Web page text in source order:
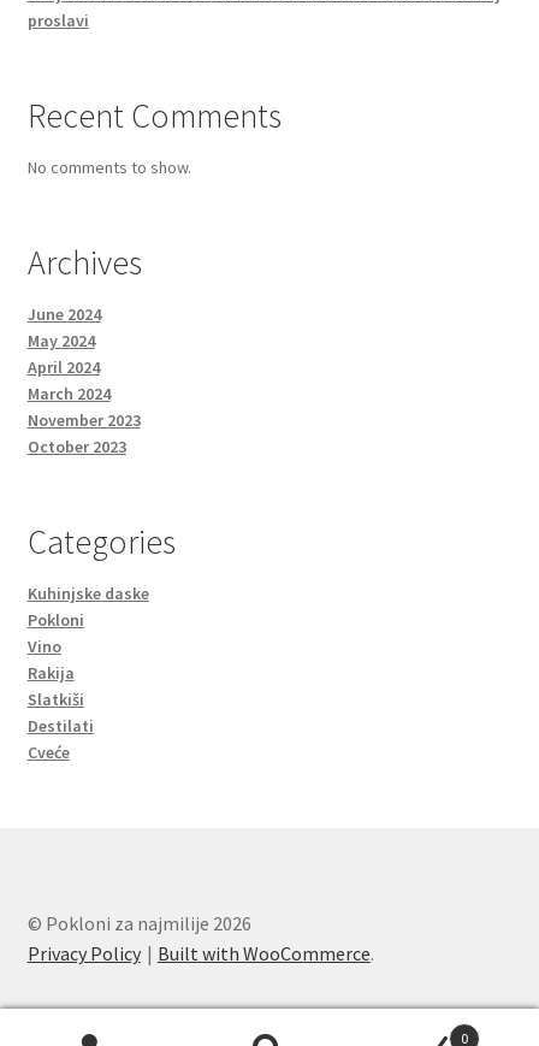
proslavi
Recent Comments
No comments to show.
Archives
June 2024
May 2024
April 2024
March 2024
November 2023
October 2023
Categories
Kuhinjske daske
Pokloni
Vino
Rakija
Slatkiši
Destilati
Cveće
© Pokloni za najmilije 2026
Privacy Policy
Built with WooCommerce.
0